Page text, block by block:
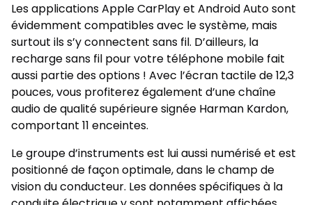
Les applications Apple CarPlay et Android Auto sont
évidemment compatibles avec le système, mais
surtout ils s’y connectent sans fil. D’ailleurs, la
recharge sans fil pour votre téléphone mobile fait
aussi partie des options ! Avec l’écran tactile de 12,3
pouces, vous profiterez également d’une chaîne
audio de qualité supérieure signée Harman Kardon,
comportant 11 enceintes.
Le groupe d’instruments est lui aussi numérisé et est
positionné de façon optimale, dans le champ de
vision du conducteur. Les données spécifiques à la